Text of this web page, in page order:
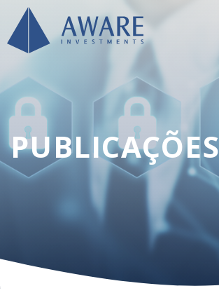
PUBLICAÇÕES